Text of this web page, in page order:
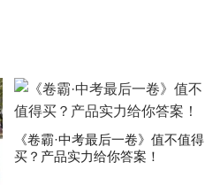
《卷霸·中考最后一卷》值不值得
买？产品实力给你答案！